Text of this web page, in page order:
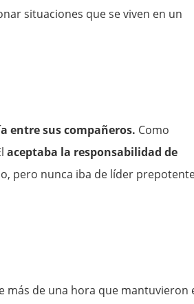
situaciones que se viven en un
entre sus compañeros. Como
aceptaba la responsabilidad de
pero nunca iba de líder
más de una hora que mantuvieron